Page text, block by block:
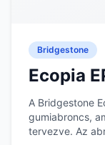
Bridgestone
Ecopia
A Bridgestone
gumiabroncs,
tervezve. Az